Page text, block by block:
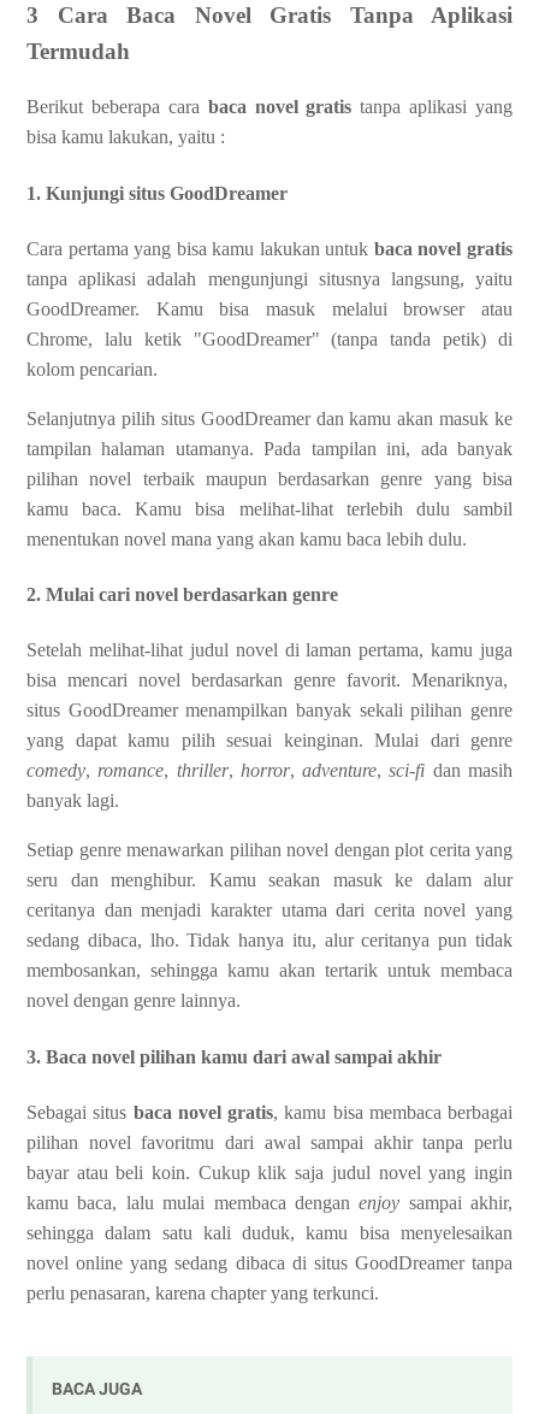
3 Cara Baca Novel Gratis Tanpa Aplikasi
Termudah
Berikut beberapa cara baca novel gratis tanpa aplikasi yang
bisa kamu lakukan, yaitu :
1. Kunjungi situs GoodDreamer
Cara pertama yang bisa kamu lakukan untuk baca novel gratis
tanpa aplikasi adalah mengunjungi situsnya langsung, yaitu
GoodDreamer. Kamu bisa masuk melalui browser atau
Chrome, lalu ketik "GoodDreamer" (tanpa tanda petik) di
kolom pencarian.
Selanjutnya pilih situs GoodDreamer dan kamu akan masuk ke
tampilan halaman utamanya. Pada tampilan ini, ada banyak
pilihan novel terbaik maupun berdasarkan genre yang bisa
kamu baca. Kamu bisa melihat-lihat terlebih dulu sambil
menentukan novel mana yang akan kamu baca lebih dulu.
2. Mulai cari novel berdasarkan genre
Setelah melihat-lihat judul novel di laman pertama, kamu juga
bisa mencari novel berdasarkan genre favorit. Menariknya,
situs GoodDreamer menampilkan banyak sekali pilihan genre
yang dapat kamu pilih sesuai keinginan. Mulai dari genre
comedy, romance, thriller, horror,adventure,sci-fi dan masih
banyak lagi.
Setiap genre menawarkan pilihan novel dengan plot cerita yang
seru dan menghibur. Kamu seakan masuk ke dalam alur
ceritanya dan menjadi karakter utama dari cerita novel yang
sedang dibaca, lho. Tidak hanya itu, alur ceritanya pun tidak
membosankan, sehingga kamu akan tertarik untuk membaca
novel dengan genre lainnya.
3. Baca novel pilihan kamu dari awal sampai akhir
Sebagai situs baca novel gratis, kamu bisa membaca berbagai
pilihan novel favoritmu dari awal sampai akhir tanpa perlu
bayar atau beli koin. Cukup klik saja judul novel yang ingin
kamu baca, lalu mulai membaca denganenjoy sampai akhir,
sehingga dalam satu kali duduk, kamu bisa menyelesaikan
novel online yang sedang dibaca di situs GoodDreamer tanpa
perlu penasaran, karena chapter yang terkunci.
BACA JUGA